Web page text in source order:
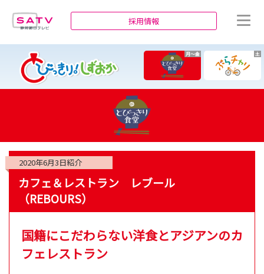
採用情報
月～金 土
2020年6月3日紹介
カフェ＆レストラン レブール
（REBOURS）
国籍にこだわらない洋食とアジアンのカ
フェレストラン